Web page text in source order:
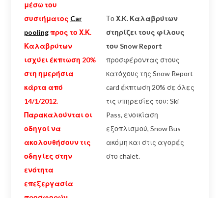
μέσω του
συστήματος Car
poolingπρος το Χ.Κ.
Καλαβρύτων
ισχύει έκπτωση 20%
στη ημερήσια
κάρτα από
14/1/2012.
Παρακαλούνται οι
οδηγοί να
ακολουθήσουν τις
οδηγίες στην
ενότητα
επεξεργασία
Το Χ.K. Καλαβρύτων
στηρίζει τους φίλους
του Snow Report
προσφέροντας στους
κατόχους της Snow Report
card έκπτωση 20% σε όλες
τις υπηρεσίες του: Ski
Pass, ενοικίαση
εξοπλισμού, Snow Bus
ακόμη και στις αγορές
στο chalet.